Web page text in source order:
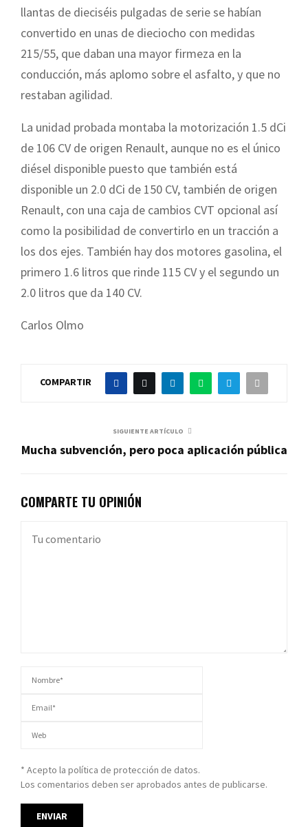
llantas de dieciséis pulgadas de serie se habían
convertido en unas de dieciocho con medidas
215/55, que daban una mayor firmeza en la
conducción, más aplomo sobre el asfalto, y que no
restaban agilidad.
La unidad probada montaba la motorización 1.5 dCi
de 106 CV de origen Renault, aunque no es el único
diésel disponible puesto que también está
disponible un 2.0 dCi de 150 CV, también de origen
Renault, con una caja de cambios CVT opcional así
como la posibilidad de convertirlo en un tracción a
los dos ejes. También hay dos motores gasolina, el
primero 1.6 litros que rinde 115 CV y el segundo un
2.0 litros que da 140 CV.
Carlos Olmo
COMPARTIR
SIGUIENTE ARTÍCULO
Mucha subvención, pero poca aplicación pública
COMPARTE TU OPINIÓN
* Acepto la política de protección de datos.
Los comentarios deben ser aprobados antes de publicarse.